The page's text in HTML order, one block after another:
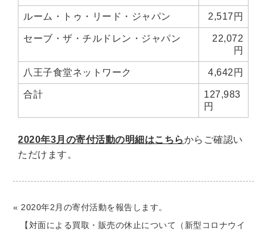
他建築・芸術
住宅建築
写真 ・絵画 ・美術
建築家・建設・建築構造
彫刻・工芸
楽譜・スコア・音楽書
宇宙学・天文学 工学書 数学書
海洋学
農学
金属・鉱学
電気・通信
IT・テクノロジー・コンピュータ
他理工書
化学 地球科学・エコロジー
ルーム・トゥ・リード・ジャパン 2,517円
セーブ・ザ・チルドレン・ジャパン
22,072
円
八王子食堂ネットワーク 4,642円
合計
127,983
円
2020年3月の寄付活動の明細はこちらからご確認い
ただけます。
« 2020年2月の寄付活動を報告します。
【対面による買取・販売の休止について（新型コロナウイ